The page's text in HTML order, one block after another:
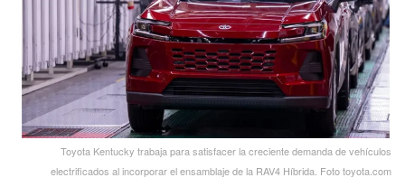
Toyota Kentucky trabaja para satisfacer la creciente demanda de vehículos
electrificados al incorporar el ensamblaje de la RAV4 Híbrida. Foto toyota.com